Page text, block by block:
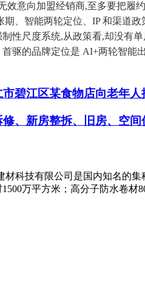
效意向加盟经销商,至多要把
、智能两轮定位、IP 和渠道
性尺度系统,从政策看,却没有
驱的品牌定位是 AI+两轮智能
碧江区某食物店向老年人
、新房整拆、旧房、空间
材科技有限公司是国内知名的
万平方米；高分子防水卷材